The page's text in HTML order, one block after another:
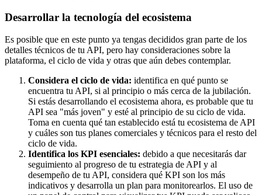
Desarrollar la tecnología del ecosistema
Es posible que en este punto ya tengas decididos gran parte de los
detalles técnicos de tu API, pero hay consideraciones sobre la
plataforma, el ciclo de vida y otras que aún debes contemplar.
Considera el ciclo de vida: identifica en qué punto se
encuentra tu API, si al principio o más cerca de la jubilación.
Si estás desarrollando el ecosistema ahora, es probable que tu
API sea "más joven" y esté al principio de su ciclo de vida.
Toma en cuenta qué tan establecido está tu ecosistema de API
y cuáles son tus planes comerciales y técnicos para el resto del
ciclo de vida.
Identifica los KPI esenciales: debido a que necesitarás dar
seguimiento al progreso de tu estrategia de API y al
desempeño de tu API, considera qué KPI son los más
indicativos y desarrolla un plan para monitorearlos. El uso de